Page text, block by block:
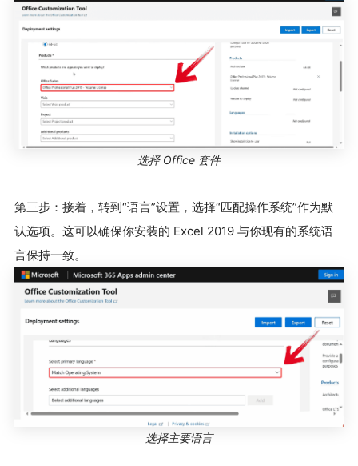
选择 Office 套件
第三步：接着，转到“语言”设置，选择“匹配操作系统”作为默
认选项。这可以确保你安装的 Excel 2019 与你现有的系统语
言保持一致。
选择主要语言